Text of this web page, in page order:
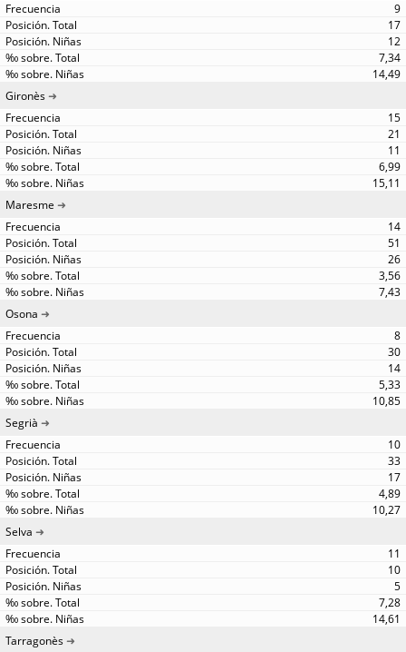
9
17
12
7,34
14,49
Gironès
15
21
11
6,99
15,11
Maresme
14
51
26
3,56
7,43
Osona
8
30
14
5,33
10,85
Segrià
10
33
17
4,89
10,27
Selva
11
10
5
7,28
14,61
Tarragonès